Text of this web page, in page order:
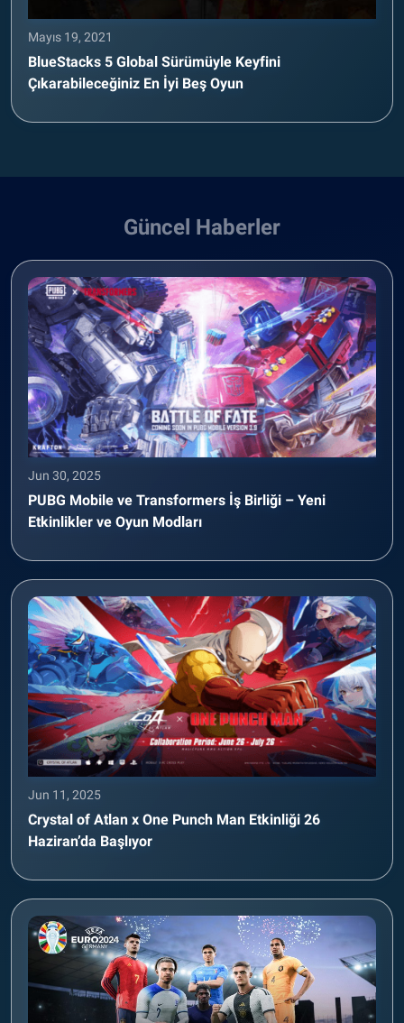
Mayıs 19, 2021
BlueStacks 5 Global Sürümüyle Keyfini
Çıkarabileceğiniz En İyi Beş Oyun
Güncel Haberler
Jun 30, 2025
PUBG Mobile ve Transformers İş Birliği – Yeni
Etkinlikler ve Oyun Modları
Jun 11, 2025
Crystal of Atlan x One Punch Man Etkinliği 26
Haziran’da Başlıyor